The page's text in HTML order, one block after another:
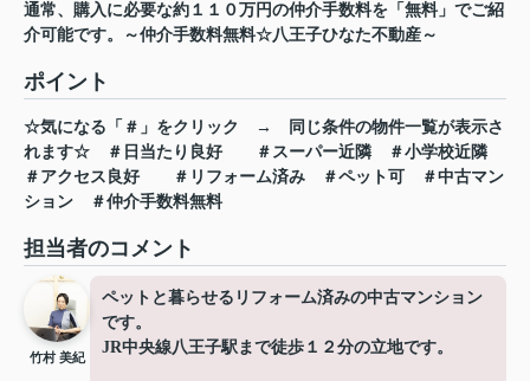
通常、購入に必要な約１１０万円の仲介手数料を「無料」でご紹
介可能です。～仲介手数料無料☆八王子ひなた不動産～
ポイント
☆気になる「＃」をクリック →
同じ条件の物件一覧が表示さ
れます☆
＃日当たり良好 ＃スーパー近隣
＃小学校近隣
＃アクセス良好
＃リフォーム済み ＃ペット可
＃中古マン
ション
＃仲介手数料無料
担当者のコメント
竹村 美紀
ペットと暮らせるリフォーム済みの中古マンション
です。
JR中央線八王子駅まで徒歩１２分の立地です。